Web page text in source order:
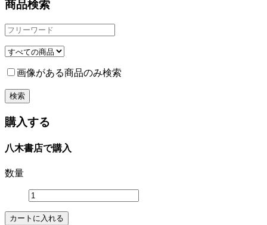
商品検索
画像がある商品のみ検索
購入する
八木書店で購入
数量